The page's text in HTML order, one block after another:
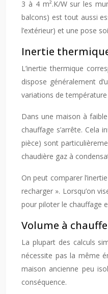
3 à 4 m².K/W sur les
balcons) est tout aussi
l’extérieur) et une pose
Inertie
L’inertie thermique
dispose généralement
variations de
Dans une maison à
chauffage s’arrête. Cela
pièce) sont
chaudière gaz à
On peut comparer
recharger ». Lorsqu’on
pour piloter le chauffage
Volume à
La plupart des calculs
nécessite pas la même
maison ancienne peu
conséquence.